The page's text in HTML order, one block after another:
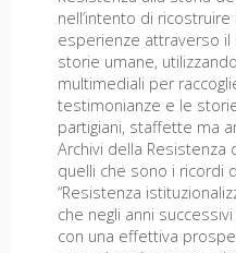
nell’intento di
esperienze attraverso
storie umane,
multimediali per
testimonianze e le
partigiani, staffette ma
Archivi della Resistenza
quelli che sono i ricordi
“Resistenza
che negli anni
con una effettiva